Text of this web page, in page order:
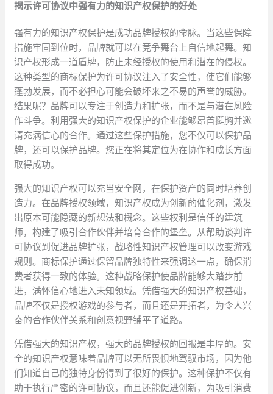
揭示许可协议中强有力的知识产权保护的好处
强有力的知识产权保护是成功品牌授权的命脉。当这些保障
措施牢固到位时，品牌就可以在竞争舞台上自信地起舞。知
识产权形成一道盾牌，防止未经授权的使用和潜在的侵权。
这种类型的商标保护为许可协议注入了安全性，使它们能够
蓬勃发展，而不必担心可能会破坏来之不易的声誉的威胁。
结果呢？品牌可以专注于创造力和扩张，而不是与潜在风险
作斗争。利用强大的知识产权保护的企业能够昂首挺胸并邀
请充满信心的合作。通过这些保护措施，您不仅可以保护品
牌，还可以保护品牌。您正在将其定位为在协作和成长方面
取得成功。
强大的知识产权可以充当安全网，在保护资产的同时培养创
造力。在品牌授权领域，知识产权成为创新的催化剂，激发
出原本可能隐藏的新想法和概念。这些权利是信任的建筑
师，构建了吸引合作伙伴并培育合作的堡垒。从帮助谈判许
可协议到促进品牌扩张，战略性知识产权管理可以改变游戏
规则。商标保护通过保留品牌独特性来强调这一点，确保消
费者获得一致的体验。这种战略保护使品牌能够大踏步前
进，满怀信心地进入未知领域。凭借强大的知识产权基础，
品牌不仅是授权游戏的参与者，而且还是开拓者，为令人兴
奋的合作伙伴关系和创意视野铺平了道路。
凭借强大的知识产权，强大的品牌授权的回报是丰厚的。安
全的知识产权意味着品牌可以无所畏惧地驾驭市场，因为他
们知道自己的独特身份得到了很好的保护。这种保护不仅有
助于执行严密的许可协议，而且还能促进创新，为吸引消费